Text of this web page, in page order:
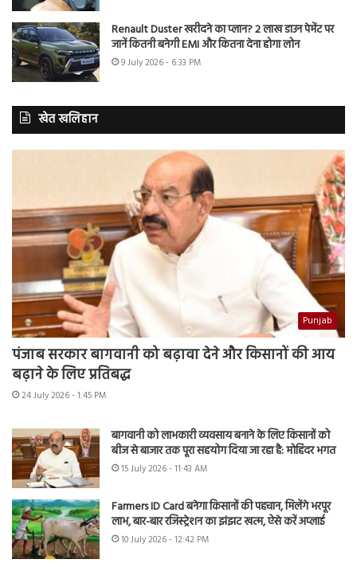
Renault Duster खरीदने का प्लान? 2 लाख डाउन पेमेंट पर
जानें कितनी बनेगी EMI और कितना देना होगा लोन
9 July 2026 - 6:33 PM
खेत खलिहान
Punjab
पंजाब सरकार बागवानी को बढ़ावा देने और किसानों की आय
बढ़ाने के लिए प्रतिबद्ध
24 July 2026 - 1:45 PM
बागवानी को लाभकारी व्यवसाय बनाने के लिए किसानों को
बीज से बाजार तक पूरा सहयोग दिया जा रहा है: मोहिंदर भगत
15 July 2026 - 11:43 AM
Farmers ID Card बनेगा किसानों की पहचान, मिलेंगे भरपूर
लाभ, बार-बार रजिस्ट्रेशन का झंझट खत्म, ऐसे करें अप्लाई
10 July 2026 - 12:42 PM